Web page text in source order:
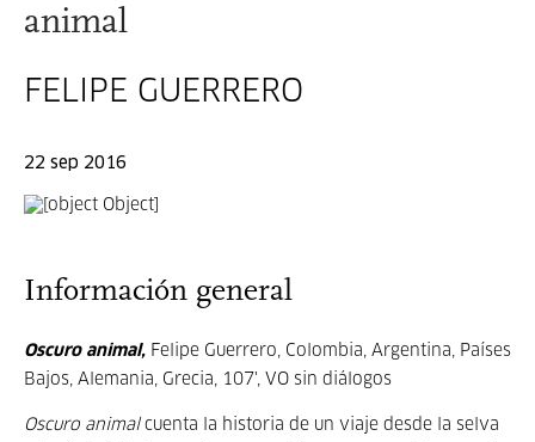
animal
FELIPE GUERRERO
22 sep 2016
Información general
Oscuro animal, Felipe Guerrero, Colombia, Argentina, Países
Bajos, Alemania, Grecia, 107', VO sin diálogos
Oscuro animal cuenta la historia de un viaje desde la selva